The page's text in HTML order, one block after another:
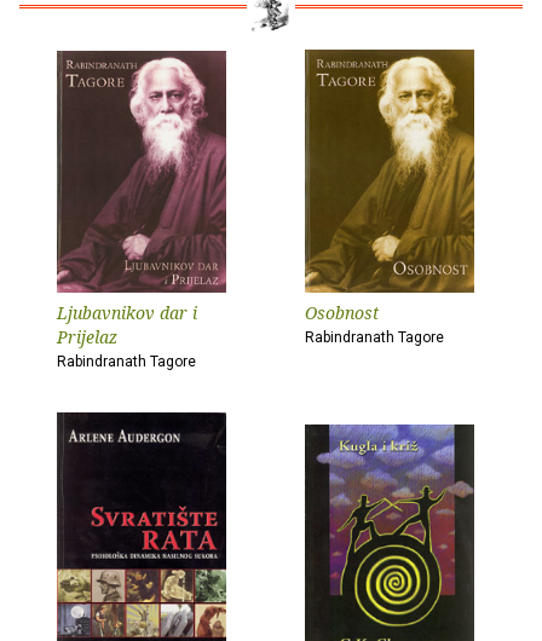
Ljubavnikov dar i
Prijelaz
Rabindranath Tagore
Osobnost
Rabindranath Tagore